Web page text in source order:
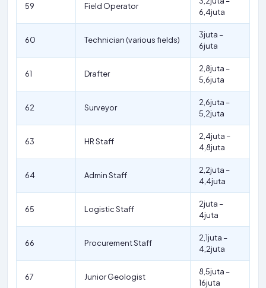
59 Field Operator
6,4juta
60 Technician (various fields)
3juta –
6juta
61 Drafter
2,8juta –
5,6juta
62 Surveyor
2,6juta –
5,2juta
63 HR Staff
2,4juta –
4,8juta
64 Admin Staff
2,2juta –
4,4juta
65 Logistic Staff
2juta –
4juta
66 Procurement Staff
2,1juta –
4,2juta
67 Junior Geologist
8,5juta –
16juta